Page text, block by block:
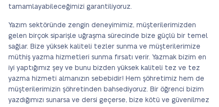
tamamlayabileceğimizi garantiliyoruz.
Yazım sektöründe zengin deneyimimiz, müşterilerimizden
gelen birçok siparişle uğraşma sürecinde bize güçlü bir temel
sağlar. Bize yüksek kaliteli tezler sunma ve müşterilerimize
müthiş yazma hizmetleri sunma fırsatı verir. Yazmak bizim en
iyi yaptığımız şey ve bunu bizden yüksek kaliteli tez ve tez
yazma hizmeti almanızın sebebidir! Hem şöhretimiz hem de
müşterilerimizin şöhretinden bahsediyoruz. Bir öğrenci bizim
yazdığımızı sunarsa ve dersi geçerse, bize kötü ve güvenilmez